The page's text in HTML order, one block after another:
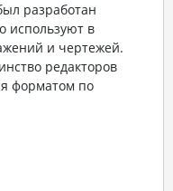
разработан
используют в
и чертежей.
редакторов
форматом по